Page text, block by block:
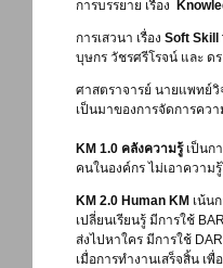
การบรรยาย เรื่อง
การเสวนา เรื่อง Soft Skill
บุษกร วัชรศรีโรจน์ และ
ศาสตราจารย์ นายแพทย์
เป็นมาของการจัดการคว
KM 1.0 คลังความรู้เป็นก
คนในองค์กร ไม่เอาควา
KM 2.0 Human KM เน้น
เปลี่ยนเรียนรู้ มีการใช้
ส่งไปหาใคร มีการใช้
เมื่อการทำงานเสร็จสิ้น เ